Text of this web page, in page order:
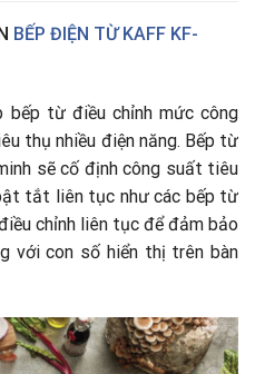
BẾP ĐIỆN TỪ KAFF KF-
bếp từ điều chỉnh mức công
thụ nhiều điện năng. Bếp từ
sẽ cố định công suất tiêu
tắt liên tục như các bếp từ
chỉnh liên tục để đảm bảo
với con số hiển thị trên bàn